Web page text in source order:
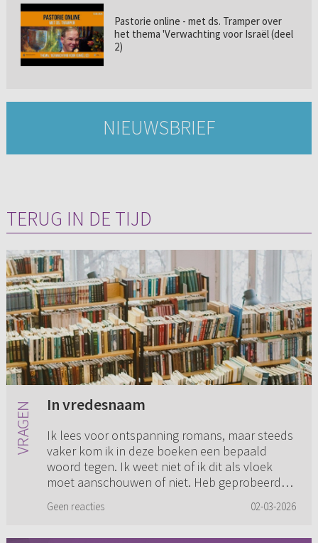
Pastorie online - met ds. Tramper over
het thema 'Verwachting voor Israël (deel
2)
NIEUWSBRIEF
TERUG IN DE TIJD
In vredesnaam
Ik lees voor ontspanning romans, maar steeds
vaker kom ik in deze boeken een bepaald
woord tegen. Ik weet niet of ik dit als vloek
moet aanschouwen of niet. Heb geprobeerd
Geen reacties 02-03-2026